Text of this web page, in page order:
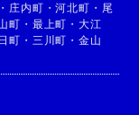
・ 庄内町 ・河北町 ・ 尾
町 ・ 最上町 ・ 大江
町 ・ 三川町 ・ 金山